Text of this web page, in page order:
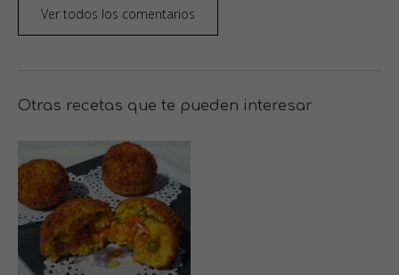
Ver todos los comentarios
Otras recetas que te pueden interesar